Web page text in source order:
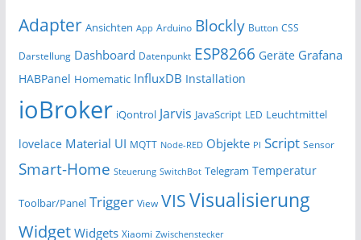
Adapter Ansichten App Arduino Blockly Button CSS
Darstellung Dashboard Datenpunkt ESP8266 Geräte Grafana
HABPanel Homematic InfluxDB Installation
ioBroker iQontrol Jarvis JavaScript LED Leuchtmittel
lovelace Material UI MQTT Node-RED Objekte PI Script Sensor
Smart-Home Steuerung SwitchBot Telegram Temperatur
Toolbar/Panel Trigger View VISVisualisierung
Widget Widgets Xiaomi Zwischenstecker